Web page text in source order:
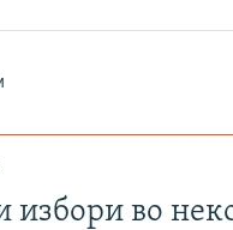
избори во